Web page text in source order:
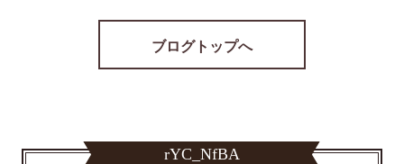
ブログトップへ
rYC_NfBA